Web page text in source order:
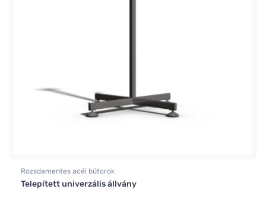
Rozsdamentes acél bútorok
Telepített univerzális állvány